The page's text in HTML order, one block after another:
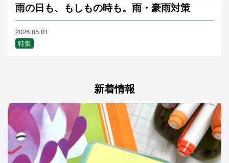
雨の日も、もしもの時も。雨・豪雨対策
2026.05.01
特集
新着情報